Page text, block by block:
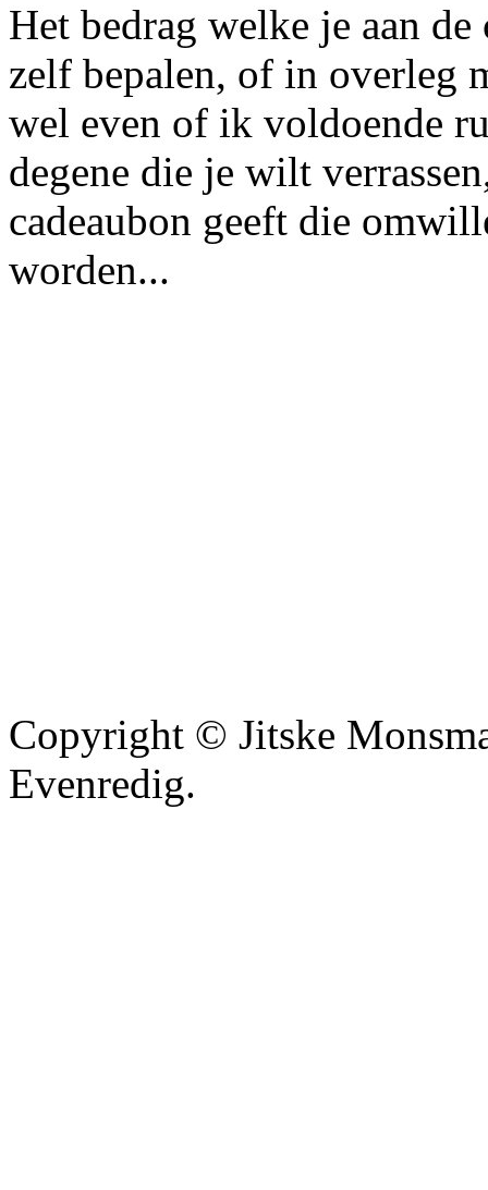
Het bedrag welke je aan
zelf bepalen, of in overleg
wel even of ik voldoende
degene die je wilt
cadeaubon geeft die
worden...
Copyright © Jitske
Evenredig.